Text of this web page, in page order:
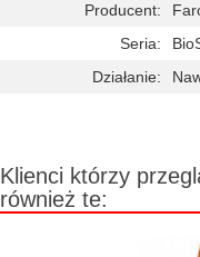
Producent:
Seria:
Działanie:
Klienci którzy
również te: